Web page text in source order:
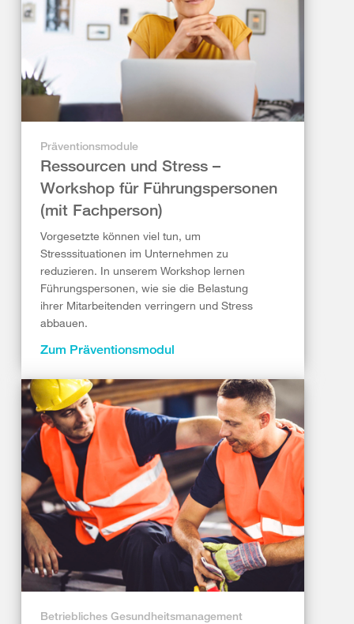
Präventionsmodule
Ressourcen und Stress –
Workshop für Führungspersonen
(mit Fachperson)
Vorgesetzte können viel tun, um
Stresssituationen im Unternehmen zu
reduzieren. In unserem Workshop lernen
Führungspersonen, wie sie die Belastung
ihrer Mitarbeitenden verringern und Stress
abbauen.
Zum Präventionsmodul
Betriebliches Gesundheitsmanagement